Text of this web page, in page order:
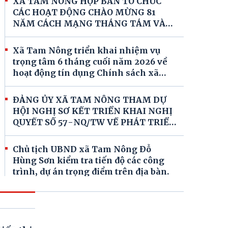
CÁC HOẠT ĐỘNG CHÀO MỪNG 81
NĂM CÁCH MẠNG THÁNG TÁM VÀ
QUỐC KHÁNH 02/9.
Xã Tam Nông triển khai nhiệm vụ
trọng tâm 6 tháng cuối năm 2026 về
hoạt động tín dụng Chính sách xã
hội.
ĐẢNG ỦY XÃ TAM NÔNG THAM DỰ
HỘI NGHỊ SƠ KẾT TRIỂN KHAI NGHỊ
QUYẾT SỐ 57-NQ/TW VỀ PHÁT TRIỂN
KHOA HỌC CÔNG NGHỆ VÀ CHUYỂN
ĐỔI SỐ
Chủ tịch UBND xã Tam Nông Đỗ
Hùng Sơn kiểm tra tiến độ các công
trình, dự án trọng điểm trên địa bàn.
CHỨC HỌP THƯỜNG KỲ THÁNG